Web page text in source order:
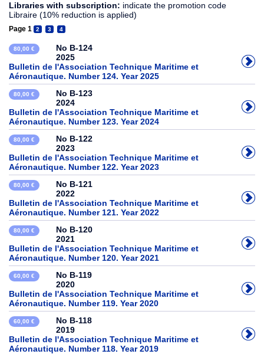
Libraries with subscription: indicate the promotion code
Libraire (10% reduction is applied)
Page 1 2 3 4
80,00 €
No B-124
2025
Bulletin de l'Association Technique Maritime et
Aéronautique. Number 124. Year 2025
80,00 €
No B-123
2024
Bulletin de l'Association Technique Maritime et
Aéronautique. Number 123. Year 2024
80,00 €
No B-122
2023
Bulletin de l'Association Technique Maritime et
Aéronautique. Number 122. Year 2023
80,00 €
No B-121
2022
Bulletin de l'Association Technique Maritime et
Aéronautique. Number 121. Year 2022
80,00 €
No B-120
2021
Bulletin de l'Association Technique Maritime et
Aéronautique. Number 120. Year 2021
60,00 €
No B-119
2020
Bulletin de l'Association Technique Maritime et
Aéronautique. Number 119. Year 2020
60,00 €
No B-118
2019
Bulletin de l'Association Technique Maritime et
Aéronautique. Number 118. Year 2019